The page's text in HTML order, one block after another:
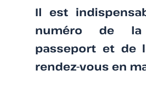
Il est
numéro de la
passeport et de
rendez-vous en